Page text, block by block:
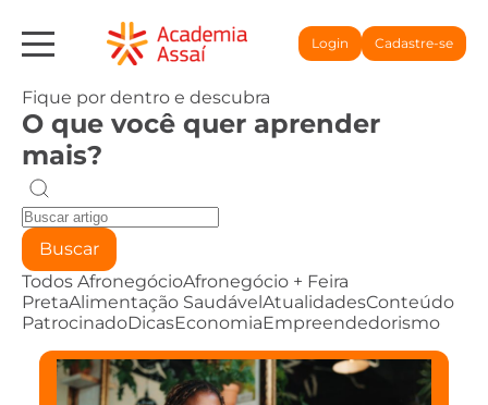
Login Cadastre-se
Fique por dentro e descubra
O que você quer aprender
mais?
Buscar
Todos AfronegócioAfronegócio + Feira
PretaAlimentação SaudávelAtualidadesConteúdo
PatrocinadoDicasEconomiaEmpreendedorismo